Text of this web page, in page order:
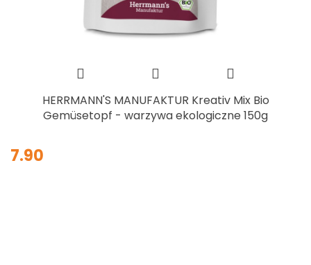
HERRMANN'S MANUFAKTUR Kreativ Mix Bio
Gemüsetopf - warzywa ekologiczne 150g
7.90